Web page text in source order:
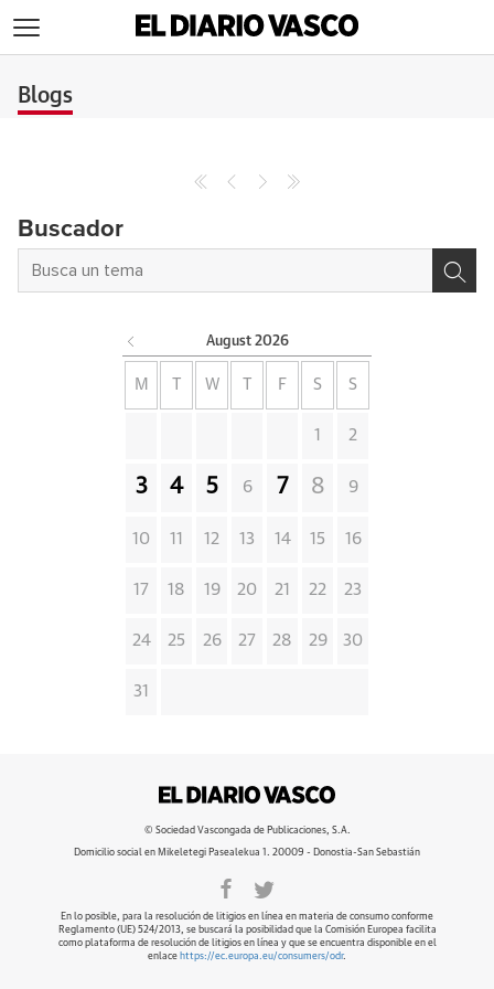
Blogs
Buscador
August 2026
M W F S S
1 2
3 4 5 6 7 8 9
10 11 12 13 14 15 16
17 18 19 20 21 22 23
24 25 26 27 28 29 30
31
© Sociedad Vascongada de Publicaciones, S.A.
Domicilio social en Mikeletegi Pasealekua 1. 20009 - Donostia-San Sebastián
En lo posible, para la resolución de litigios en línea en materia de consumo conforme
Reglamento (UE) 524/2013, se buscará la posibilidad que la Comisión Europea facilita
como plataforma de resolución de litigios en línea y que se encuentra disponible en el
enlace https://ec.europa.eu/consumers/odr.